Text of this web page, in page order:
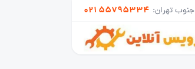
جنوب تهران: 021 55795334